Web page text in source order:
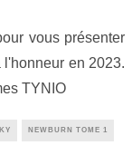
vous présenter
l'honneur en 2023.
TYNIO
NEWBURN TOME 1